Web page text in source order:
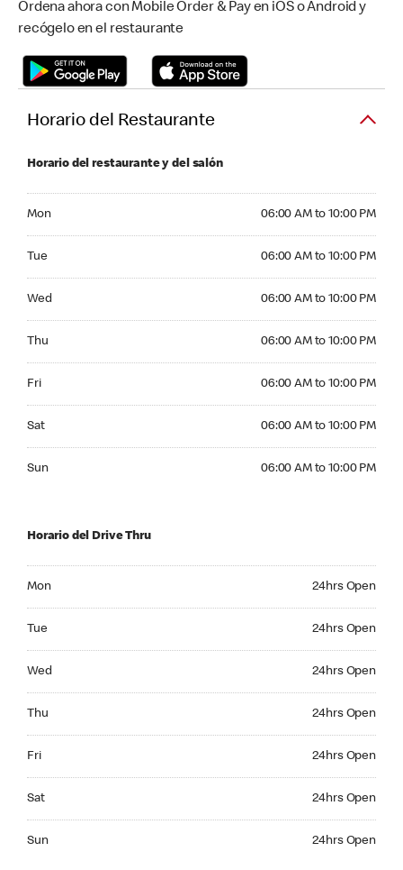
Ordena ahora con Mobile Order & Pay en iOS o Android y
recógelo en el restaurante
Horario del Restaurante
Horario del restaurante y del salón
Mon 06:00 AM to 10:00 PM
Tue 06:00 AM to 10:00 PM
Wed 06:00 AM to 10:00 PM
Thu 06:00 AM to 10:00 PM
Fri 06:00 AM to 10:00 PM
Sat 06:00 AM to 10:00 PM
Sun 06:00 AM to 10:00 PM
Horario del Drive Thru
Mon 24hrs Open
Tue 24hrs Open
Wed 24hrs Open
Thu 24hrs Open
Fri 24hrs Open
Sat 24hrs Open
Sun 24hrs Open